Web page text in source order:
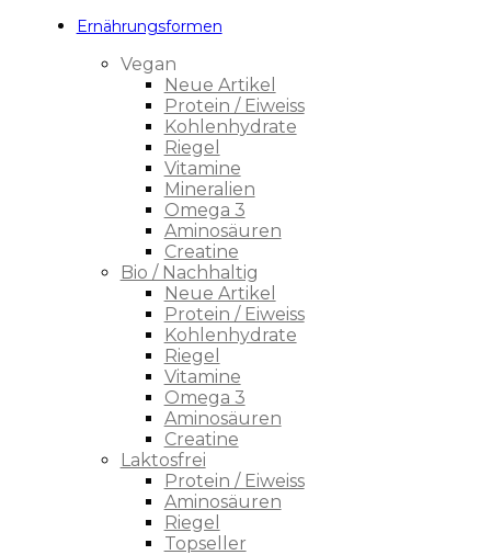
Ernährungsformen
Vegan
Neue Artikel
Protein / Eiweiss
Kohlenhydrate
Riegel
Vitamine
Mineralien
Omega 3
Aminosäuren
Creatine
Bio / Nachhaltig
Neue Artikel
Protein / Eiweiss
Kohlenhydrate
Riegel
Vitamine
Omega 3
Aminosäuren
Creatine
Laktosfrei
Protein / Eiweiss
Aminosäuren
Riegel
Topseller